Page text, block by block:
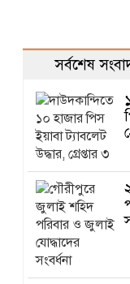
সর্বশেষ